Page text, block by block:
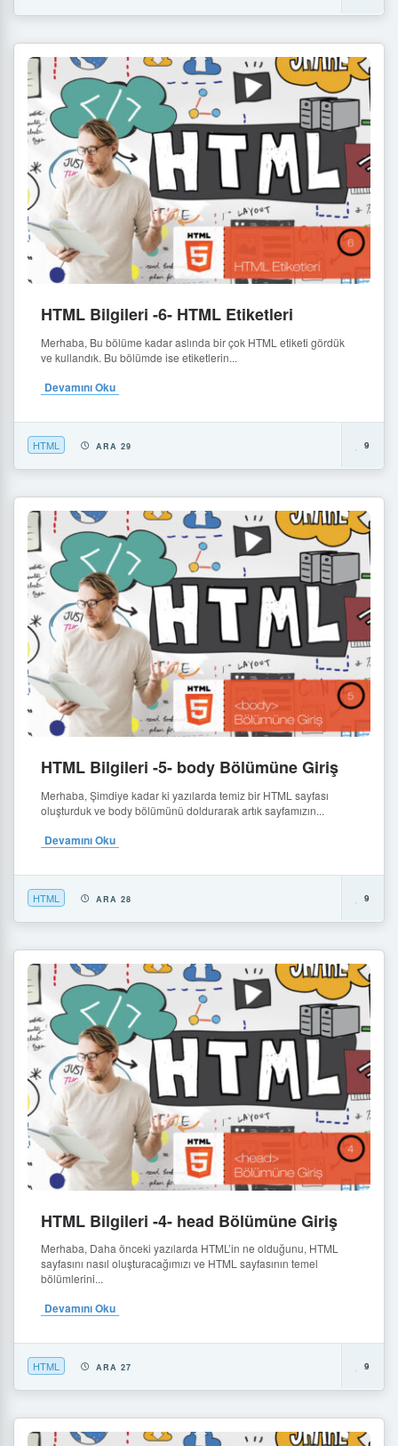
HTML Bilgileri -6- HTML Etiketleri
Merhaba, Bu bölüme kadar aslında bir çok HTML etiketi gördük
ve kullandık. Bu bölümde ise etiketlerin...
Devamını Oku
HTML ARA 29 9
HTML Bilgileri -5- body Bölümüne Giriş
Merhaba, Şimdiye kadar ki yazılarda temiz bir HTML sayfası
oluşturduk ve body bölümünü doldurarak artık sayfamızın...
Devamını Oku
HTML ARA 28 9
HTML Bilgileri -4- head Bölümüne Giriş
Merhaba, Daha önceki yazılarda HTML’in ne olduğunu, HTML
sayfasını nasıl oluşturacağımızı ve HTML sayfasının temel
bölümlerini...
Devamını Oku
HTML ARA 27 9